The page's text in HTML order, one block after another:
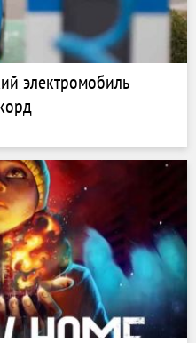
электромобиль